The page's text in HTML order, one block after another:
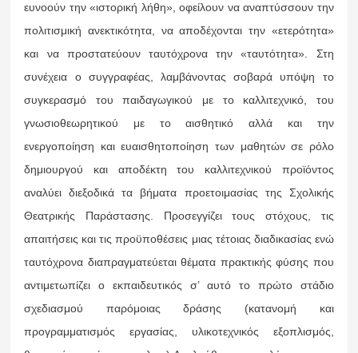
ευνοούν την «ιστορική λήθη», οφείλουν να αναπτύσσουν την
πολιτισμική ανεκτικότητα, να αποδέχονται την «ετερότητα»
και να προστατεύουν ταυτόχρονα την «ταυτότητα». Στη
συνέχεια ο συγγραφέας, λαμβάνοντας σοβαρά υπόψη το
συγκερασμό του παιδαγωγικού με το καλλιτεχνικό, του
γνωσιοθεωρητικού με το αισθητικό αλλά και την
ενεργοποίηση και ευαισθητοποίηση των μαθητών σε ρόλο
δημιουργού και αποδέκτη του καλλιτεχνικού προϊόντος
αναλύει διεξοδικά τα βήματα προετοιμασίας της Σχολικής
Θεατρικής Παράστασης. Προσεγγίζει τους στόχους, τις
απαιτήσεις και τις προϋποθέσεις μιας τέτοιας διαδικασίας ενώ
ταυτόχρονα διαπραγματεύεται θέματα πρακτικής φύσης που
αντιμετωπίζει ο εκπαιδευτικός σ’ αυτό το πρώτο στάδιο
σχεδιασμού παρόμοιας δράσης (κατανομή και
προγραμματισμός εργασίας, υλικοτεχνικός εξοπλισμός,